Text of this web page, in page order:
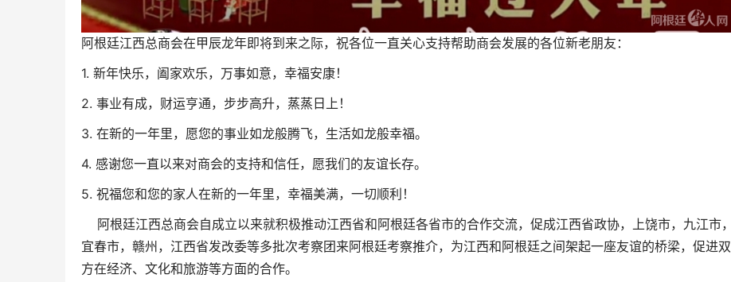
阿根廷江西总商会在甲辰龙年即将到来之际，祝各位一直关心支持帮助商会发展的各位新老朋友：
1. 新年快乐，阖家欢乐，万事如意，幸福安康！
2. 事业有成，财运亨通，步步高升，蒸蒸日上！
3. 在新的一年里，愿您的事业如龙般腾飞，生活如龙般幸福。
4. 感谢您一直以来对商会的支持和信任，愿我们的友谊长存。
5. 祝福您和您的家人在新的一年里，幸福美满，一切顺利！
阿根廷江西总商会自成立以来就积极推动江西省和阿根廷各省市的合作交流，促成江西省政协，上饶市，九江市，
宜春市，赣州，江西省发改委等多批次考察团来阿根廷考察推介，为江西和阿根廷之间架起一座友谊的桥梁，促进双
方在经济、文化和旅游等方面的合作。